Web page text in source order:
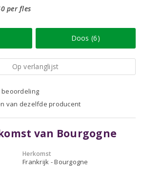
per fles
Doos (6)
Op verlanglijst
beoordeling
van dezelfde producent
van Bourgogne
Herkomst
Frankrijk - Bourgogne